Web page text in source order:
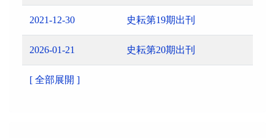
2021-12-30 史耘第19期出刊
2026-01-21 史耘第20期出刊
[ 全部展開 ]